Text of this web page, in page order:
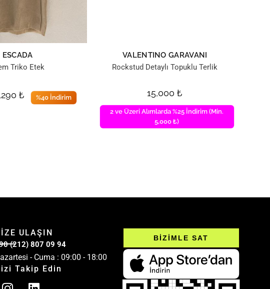
ESCADA
Triko Etek
₺ %40 İndirim
VALENTINO GARAVANI
Rockstud Detaylı Topuklu Terlik
15,000₺
2 ve Üzeri Alımlarda %25 İndirim (Min.
5,000 ₺)
ULAŞIN
(212) 807 09 94
- Cuma : 09:00 - 18:00
Takip Edin
BİZİMLE SAT